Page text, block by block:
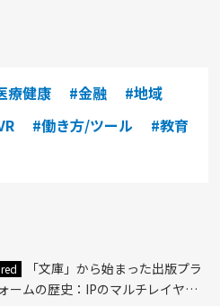
療健康 #金融
#地域
#働き方/ツール
#教育
「文庫」から始まった出版プラ
ームの歴史：IPのマルチレイヤー